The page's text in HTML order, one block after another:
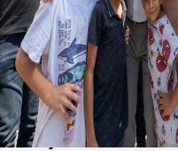
05 Ağustos 2026
Anasayfa/Gündem /Akın:
hemşerim!
Akın: Benim
hemşerim!